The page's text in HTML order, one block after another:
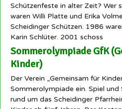
Schützenfeste in alter Zeit? Wer
waren Willi Platte und Erika
Scheidinger Schützen. 1986
Karin Schlüter. 2001 schoss
Sommerolympiade GfK
Kinder)
Der Verein „Gemeinsam für
Sommerolympiade ein. Spiel und
rund um das Scheidinger